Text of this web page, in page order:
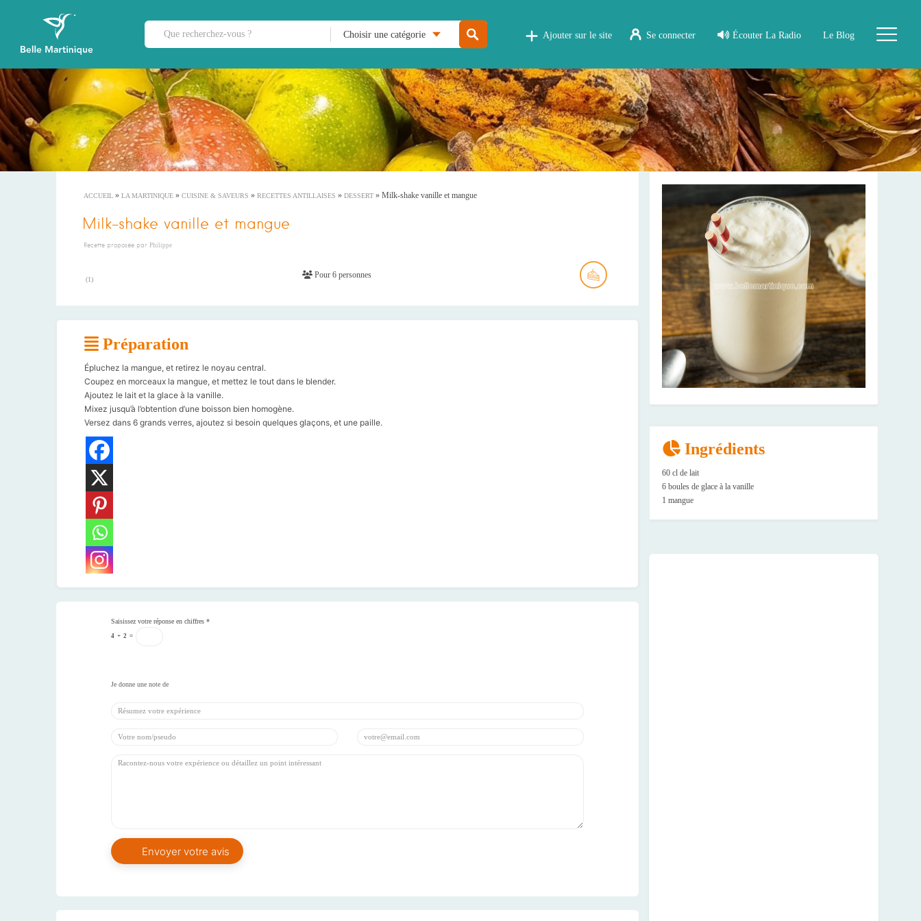
Choisir une catégorie Ajouter sur le site Se connecter Écouter La Radio Le Blog
ACCUEIL » LA MARTINIQUE » CUISINE & SAVEURS » RECETTES ANTILLAISES » DESSERT » Milk-shake vanille et mangue
Milk-shake vanille et mangue
Recette proposée par Philippe
(1) Pour 6 personnes
Préparation
Épluchez la mangue, et retirez le noyau central.
Coupez en morceaux la mangue, et mettez le tout dans le blender.
Ajoutez le lait et la glace à la vanille.
Mixez jusqu’à l’obtention d’une boisson bien homogène.
Versez dans 6 grands verres, ajoutez si besoin quelques glaçons, et une paille.
Saisissez votre réponse en chiffres *
4 + 2 =
Ingrédients
60 cl de lait
6 boules de glace à la vanille
1 mangue